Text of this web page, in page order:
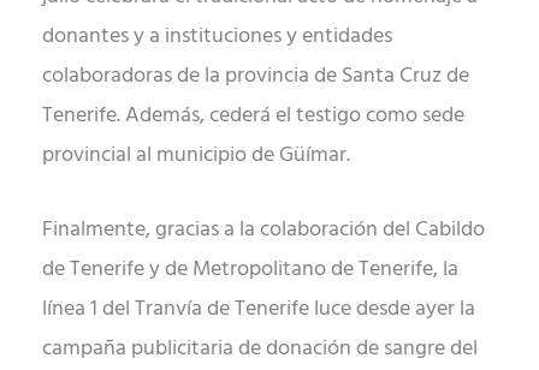
donantes y a instituciones y entidades
colaboradoras de la provincia de Santa Cruz de
Tenerife. Además, cederá el testigo como sede
provincial al municipio de Güímar.
Finalmente, gracias a la colaboración del Cabildo
de Tenerife y de Metropolitano de Tenerife, la
línea 1 del Tranvía de Tenerife luce desde ayer la
campaña publicitaria de donación de sangre del